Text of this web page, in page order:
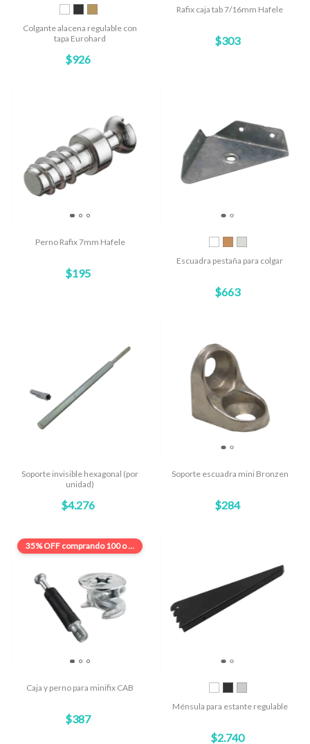
Colgante alacena regulable con
tapa Eurohard
$926
Rafix caja tab 7/16mm Hafele
$303
Perno Rafix 7mm Hafele
$195
Escuadra pestaña para colgar
$663
Soporte invisible hexagonal (por
unidad)
$4.276
Soporte escuadra mini Bronzen
$284
Caja y perno para minifix CAB
$387
35% OFF comprando 100 o más
Ménsula para estante regulable
$2.740